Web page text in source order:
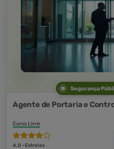
Segurança
Agente de Portaria e
Curso Livre
4,0 · Estrelas